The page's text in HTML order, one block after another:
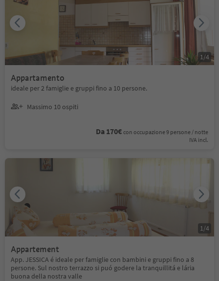
Appartamento
ideale per 2 famiglie e gruppi fino a 10 persone.
Massimo 10 ospiti
Da 170€ con occupazione 9 persone / notte
IVA incl.
1/4
Appartement
App. JESSICA é ideale per famiglie con bambini e gruppi fino a 8
persone. Sul nostro terrazzo si puó godere la tranquillitá e lária
buona della nostra valle
1/4